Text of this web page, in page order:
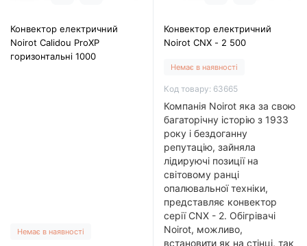
Конвектор електричний
Noirot Calidou ProXP
горизонтальні 1000
Немає в наявності
Конвектор електричний
Noirot CNX - 2 500
Немає в наявності
Код товару: 63665
Компанія Noirot яка за свою
багаторічну історію з 1933
року і бездоганну
репутацію, зайняла
лідируючі позиції на
світовому ранці
опалювальної техніки,
представляє конвектор
серії CNX - 2. Обігрівачі
Noirot, можливо,
встановити як на стінці, так